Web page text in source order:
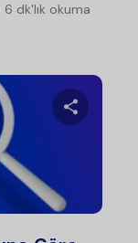
6 dk'lık okuma